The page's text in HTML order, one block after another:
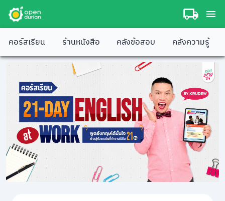
คอร์สเรียน ร้านหนังสือ คลังข้อสอบ คลังความรู้